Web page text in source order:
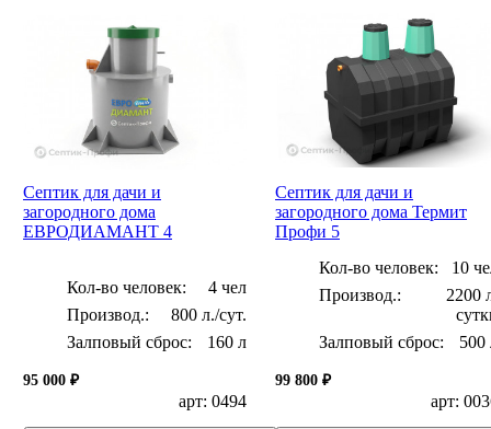
Септик для дачи и
загородного дома
ЕВРОДИАМАНТ 4
Кол-во человек:
4 чел
800 л./сут.
Залповый сброс:
160 л
95 000 ₽
арт: 0494
Септик для дачи и
загородного дома Термит
Профи 5
Кол-во человек:
10
2200
Залповый сброс:
500
99 800 ₽
арт: